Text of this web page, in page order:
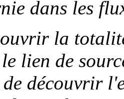
dans les
la
lien de
découvrir